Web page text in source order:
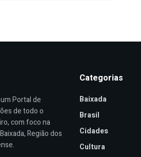
Portal de
de todo o
com foco na
Região dos
Categorias
Baixada
Brasil
Cidades
Cultura